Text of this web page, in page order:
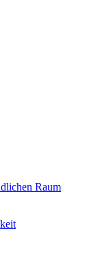
Raum